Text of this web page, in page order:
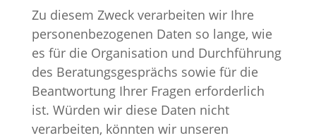
Zu diesem Zweck verarbeiten wir Ihre
personenbezogenen Daten so lange, wie
es für die Organisation und Durchführung
des Beratungsgesprächs sowie für die
Beantwortung Ihrer Fragen erforderlich
ist. Würden wir diese Daten nicht
verarbeiten, könnten wir unseren